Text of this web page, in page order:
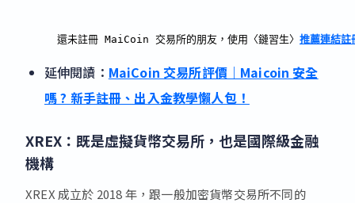
還未註冊 MaiCoin 交易所的朋友，使用〈鏈習生〉 推薦連結註
延伸閱讀： MaiCoin 交易所評價｜Maicoin 安全
嗎 ? 新手註冊、出入金教學懶人包！
XREX：既是虛擬貨幣交易所，也是國際級金融
機構
XREX 成立於 2018 年，跟一般加密貨幣交易所不同的